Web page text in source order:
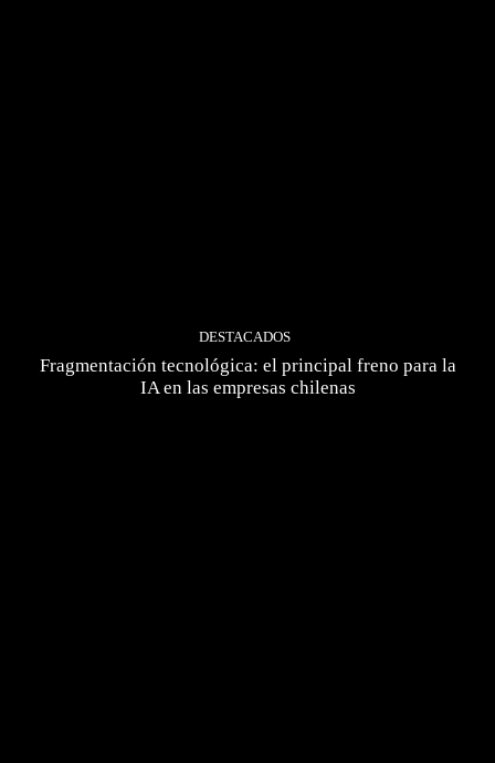
DESTACADOS
Fragmentación tecnológica: el principal freno para la
IA en las empresas chilenas